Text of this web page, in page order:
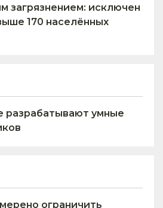
загрязнением: исключен
170 населённых
разрабатывают умные
ограничить